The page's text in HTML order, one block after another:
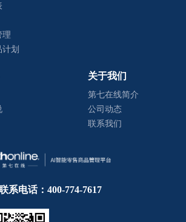
理
划
关于我们
第七在线简介
公司动态
联系我们
系电话：400-774-7617